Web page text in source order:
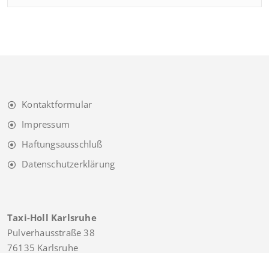
Kontaktformular
Impressum
Haftungsausschluß
Datenschutzerklärung
Taxi-Holl Karlsruhe
Pulverhausstraße 38
76135 Karlsruhe